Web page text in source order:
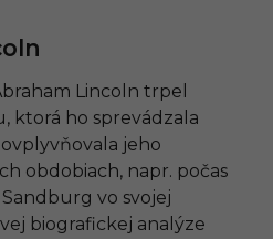
Lincoln trpel
ktorá ho sprevádzala
jeho
obdobiach, napr. počas
vo svojej
biografickej analýze